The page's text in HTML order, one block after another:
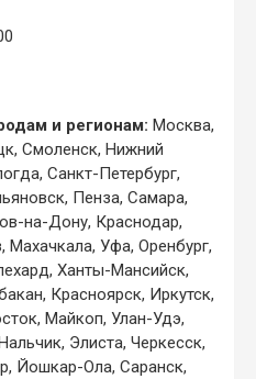
и регионам: Москва,
Смоленск, Нижний
Санкт-Петербург,
Пенза, Самара,
на-Дону, Краснодар,
Махачкала, Уфа, Оренбург,
Ханты-Мансийск,
Красноярск, Иркутск,
Майкоп, Улан-Удэ,
Элиста, Черкесск,
Йошкар-Ола, Саранск,